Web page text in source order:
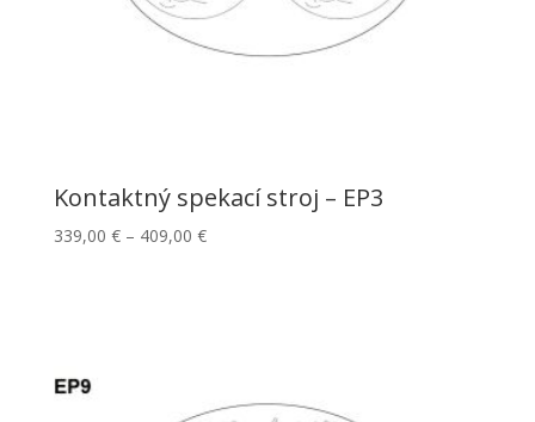
Kontaktný spekací stroj – EP3
339,00 €– 409,00 €